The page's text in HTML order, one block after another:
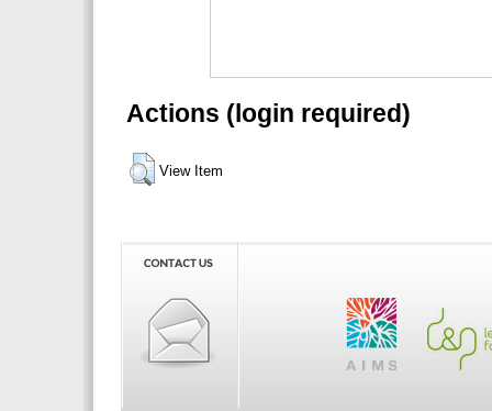
Actions (login required)
View Item